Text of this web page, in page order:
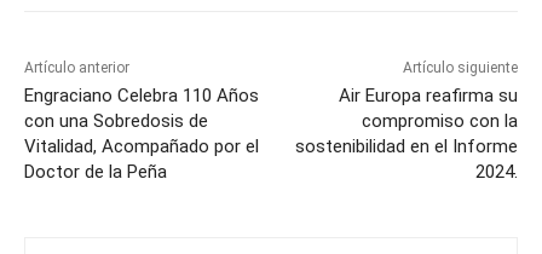
Artículo anterior
Engraciano Celebra 110 Años
con una Sobredosis de
Vitalidad, Acompañado por el
Doctor de la Peña
Artículo siguiente
Air Europa reafirma su
compromiso con la
sostenibilidad en el Informe
2024.